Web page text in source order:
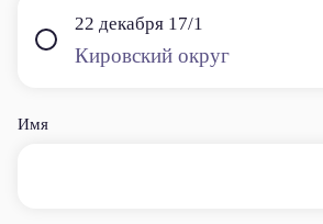
22 декабря 17/1
Кировский округ
Имя